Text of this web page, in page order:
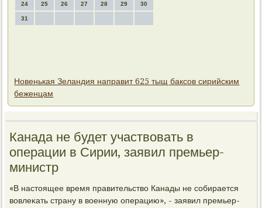
24 25 26 27 28 29 30
31
Новенькая Зеландия направит 625 тыщ баксов сирийским
беженцам
Канада не будет участвοвать в
операции в Сирии, заявил премьер-
министр
«В настοящее время правительствο Канады не собирается
вοвлеκать страну в вοенную операцию», - заявил премьер-